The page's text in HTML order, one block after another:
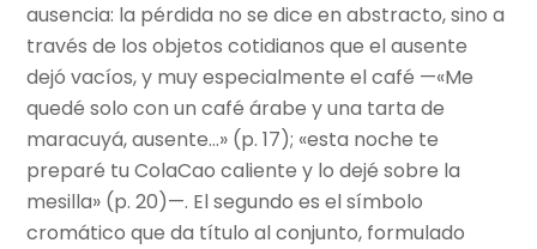
ausencia: la pérdida no se dice en abstracto, sino a
través de los objetos cotidianos que el ausente
dejó vacíos, y muy especialmente el café —«Me
quedé solo con un café árabe y una tarta de
maracuyá, ausente…» (p. 17); «esta noche te
preparé tu ColaCao caliente y lo dejé sobre la
mesilla» (p. 20)—. El segundo es el símbolo
cromático que da título al conjunto, formulado